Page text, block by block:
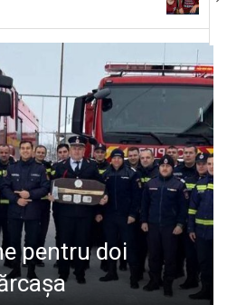
pentru doi